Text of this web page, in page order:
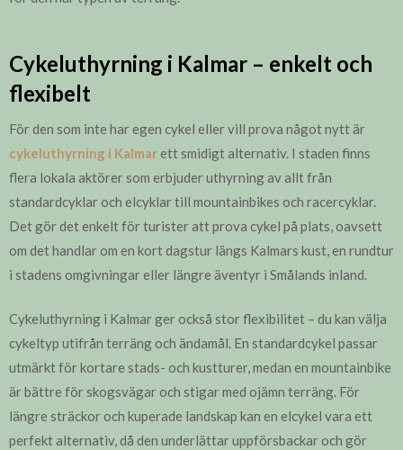
Cykeluthyrning i Kalmar – enkelt och
flexibelt
För den som inte har egen cykel eller vill prova något nytt är
cykeluthyrning i Kalmarett smidigt alternativ. I staden finns
flera lokala aktörer som erbjuder uthyrning av allt från
standardcyklar och elcyklar till mountainbikes och racercyklar.
Det gör det enkelt för turister att prova cykel på plats, oavsett
om det handlar om en kort dagstur längs Kalmars kust, en rundtur
i stadens omgivningar eller längre äventyr i Smålands inland.
Cykeluthyrning i Kalmar ger också stor flexibilitet – du kan välja
cykeltyp utifrån terräng och ändamål. En standardcykel passar
utmärkt för kortare stads- och kustturer, medan en mountainbike
är bättre för skogsvägar och stigar med ojämn terräng. För
längre sträckor och kuperade landskap kan en elcykel vara ett
perfekt alternativ, då den underlättar uppförsbackar och gör